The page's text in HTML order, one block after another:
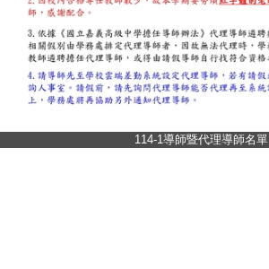
114-1導師暨代理導師名單